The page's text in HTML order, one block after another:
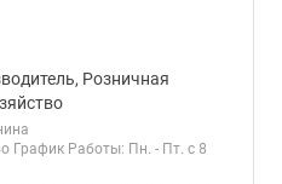
Розничная
График Работы: Пн. - Пт. с 8